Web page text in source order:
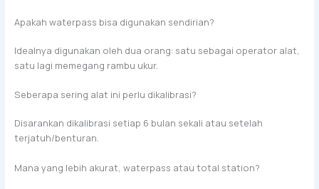
Apakah waterpass bisa digunakan sendirian?
Idealnya digunakan oleh dua orang: satu sebagai operator alat,
satu lagi memegang rambu ukur.
Seberapa sering alat ini perlu dikalibrasi?
Disarankan dikalibrasi setiap 6 bulan sekali atau setelah
terjatuh/benturan.
Mana yang lebih akurat, waterpass atau total station?